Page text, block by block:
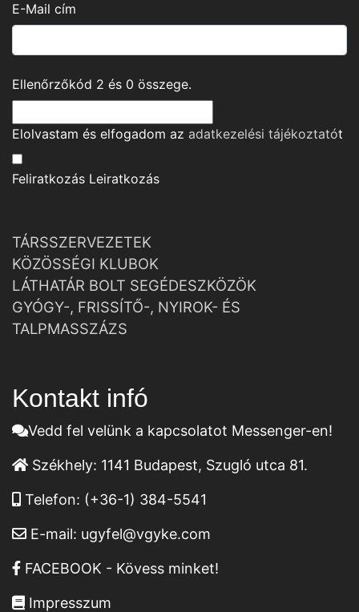
E-Mail cím
Ellenőrzőkód 2 és 0 összege.
Elolvastam és elfogadom az adatkezelési tájékoztatót
Feliratkozás Leiratkozás
TÁRSSZERVEZETEK
KÖZÖSSÉGI KLUBOK
LÁTHATÁR BOLT SEGÉDESZKÖZÖK
GYÓGY-, FRISSÍTŐ-, NYIROK- ÉS
TALPMASSZÁZS
Kontakt infó
Vedd fel velünk a kapcsolatot Messenger-en!
Székhely: 1141 Budapest, Szugló utca 81.
Telefon: (+36-1) 384-5541
E-mail: ugyfel@vgyke.com
FACEBOOK - Kövess minket!
Impresszum